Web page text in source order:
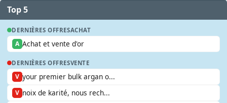
Top 5
DERNIÈRES OFFRESACHAT
A Achat et vente d'or
DERNIÈRES OFFRESVENTE
V your premier bulk argan o...
V noix de karité, nous rech...